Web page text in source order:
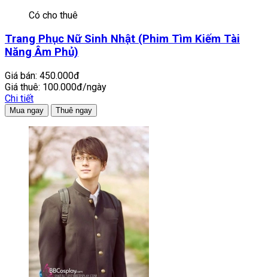
Có cho thuê
Trang Phục Nữ Sinh Nhật (Phim Tìm Kiếm Tài
Năng Âm Phủ)
Giá bán: 450.000đ
Giá thuê: 100.000đ/ngày
Chi tiết
Mua ngay Thuê ngay